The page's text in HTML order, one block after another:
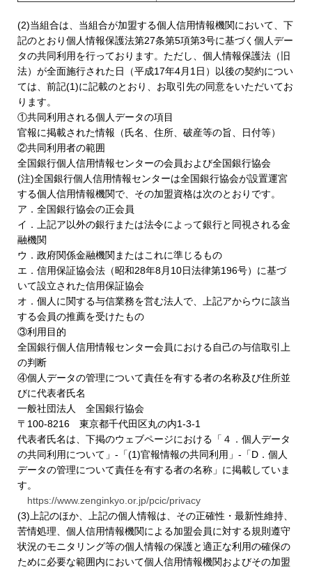
(2)当組合は、当組合が加盟する個人信用情報機関において、下
記のとおり個人情報保護法第27条第5項第3号に基づく個人デー
タの共同利用を行っております。ただし、個人情報保護法（旧
法）が全面施行された日（平成17年4月1日）以後の契約につい
ては、前記(1)に記載のとおり、お取引先の同意をいただいてお
ります。
①共同利用される個人データの項目
官報に掲載された情報（氏名、住所、破産等の旨、日付等）
②共同利用者の範囲
全国銀行個人信用情報センターの会員および全国銀行協会
(注)全国銀行個人信用情報センターは全国銀行協会が設置運宮
する個人信用情報機関で、その加盟資格は次のとおりです。
ア．全国銀行協会の正会員
イ．上記ア以外の銀行または法令によって銀行と同視される金
融機関
ウ．政府関係金融機関またはこれに準じるもの
エ．信用保証協会法（昭和28年8月10日法律第196号）に基づ
いて設立された信用保証協会
オ．個人に関する与信業務を営む法人で、上記アからウに該当
する会員の推薦を受けたもの
③利用目的
全国銀行個人信用情報センター会員における自己の与信取引上
の判断
④個人データの管理について責任を有する者の名称及び住所並
びに代表者氏名
一般社団法人 全国銀行協会
〒100-8216 東京都千代田区丸の内1-3-1
代表者氏名は、下掲のウェブページにおける「４．個人データ
の共同利用について」-「(1)官報情報の共同利用」-「D．個人
データの管理について責任を有する者の名称」に掲載していま
す。
https://www.zenginkyo.or.jp/pcic/privacy
(3)上記のほか、上記の個人情報は、その正確性・最新性維持、
苦情処理、個人信用情報機関による加盟会員に対する規則遵守
状況のモニタリング等の個人情報の保護と適正な利用の確保の
ために必要な範囲内において個人信用情報機関およびその加盟